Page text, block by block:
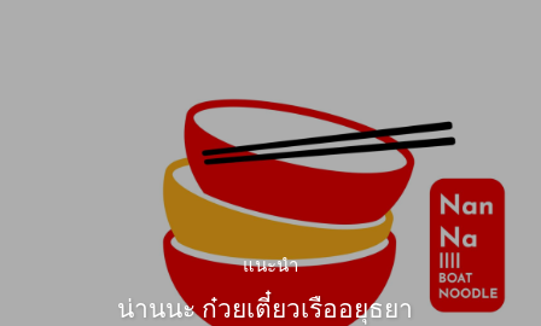
แนะนำ
น่านนะ ก๋วยเตี๋ยวเรืออยุธยา